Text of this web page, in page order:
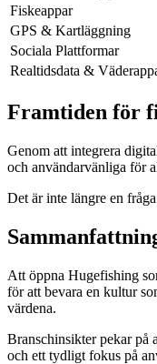
Fiskeappar
GPS & Kartläggning
Sociala Plattformar
Realtidsdata &
Framtiden för
Genom att integrera
och användarvänliga för
Det är inte längre en
Att öppna Hugefishing
för att bevara en kultur
värdena.
Branschinsikter pekar på
och ett tydligt fokus på